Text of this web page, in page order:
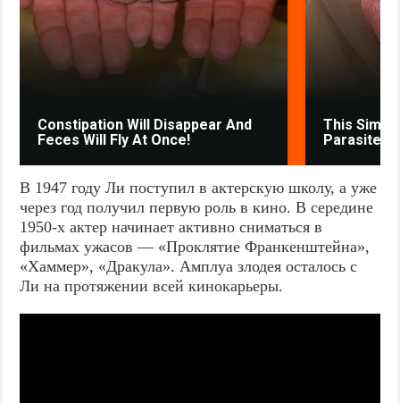
Constipation Will Disappear And
Feces Will Fly At Once!
This
Parasites
В 1947 году Ли поступил в актерскую школу, а уже
через год получил первую роль в кино. В середине
1950-х актер начинает активно сниматься в
фильмах ужасов — «Проклятие Франкенштейна»,
«Хаммер», «Дракула». Амплуа злодея осталось с
Ли на протяжении всей кинокарьеры.